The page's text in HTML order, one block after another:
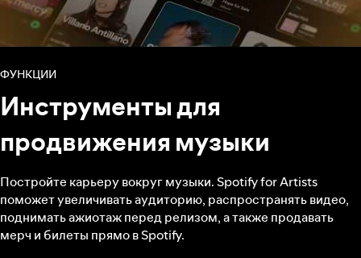
ФУНКЦИИ
Инструменты для
продвижения музыки
Постройте карьеру вокруг музыки. Spotify for Artists
поможет увеличивать аудиторию, распространять видео,
поднимать ажиотаж перед релизом, а также продавать
мерч и билеты прямо в Spotify.